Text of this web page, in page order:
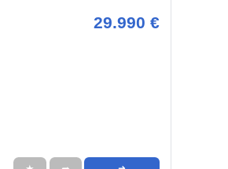
29.990 €